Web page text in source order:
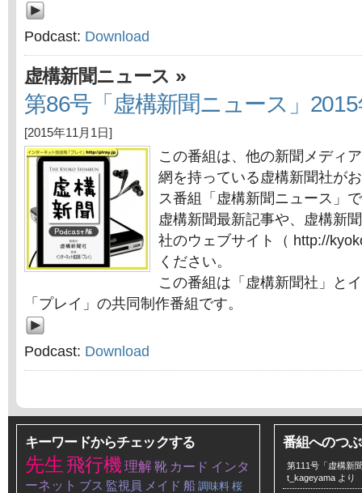
Podcast: Download
虚構新聞ニュース »
第86号「虚構新聞ニュース」
[2015年11月1日]
この番組は、他の新聞メディ
網を持っている虚構新聞社が
ス番組「虚構新聞ニュース」
虚構新聞最新記事や、虚構新
社のウェブサイト（ http://
ください。
この番組は「虚構新聞社」と
「プレイ」の共同制作番組です。
Podcast: Download
キーワードからチェックする
先生 飛行機 理解靴 カード インタ
ーネット ブス 監視員 メイド 船 調味料 桜
番組へのつ
第111号「虚構新
t_kageyama より